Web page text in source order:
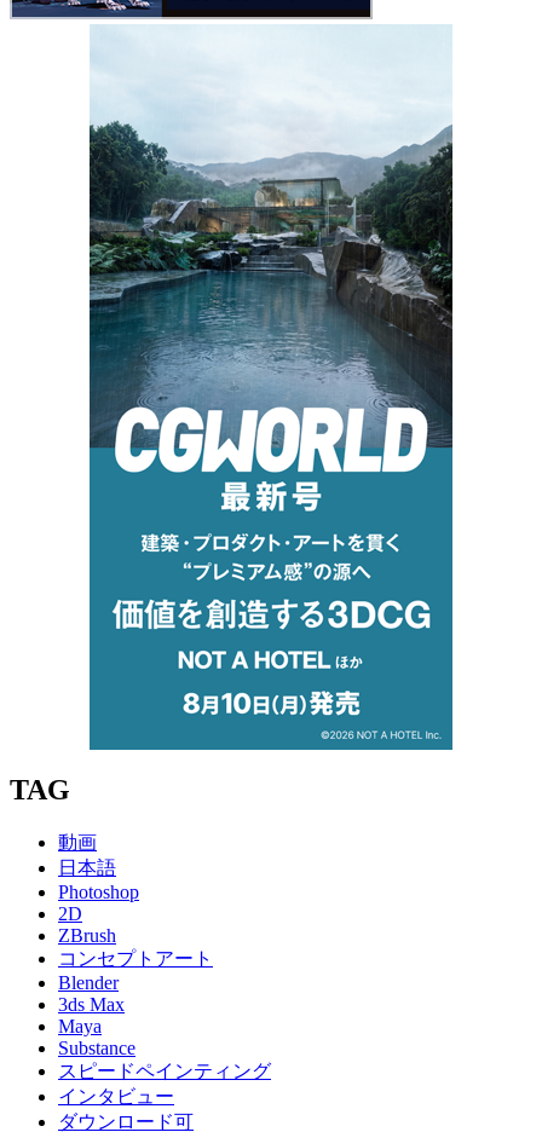
TAG
動画
日本語
Photoshop
2D
ZBrush
コンセプトアート
Blender
3ds Max
Maya
Substance
スピードペインティング
インタビュー
ダウンロード可